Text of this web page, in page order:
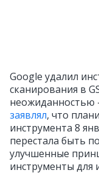
Google удалил
сканирования в
неожиданностью
заявлял, что
инструмента 8
перестала быть
улучшенные
инструменты для